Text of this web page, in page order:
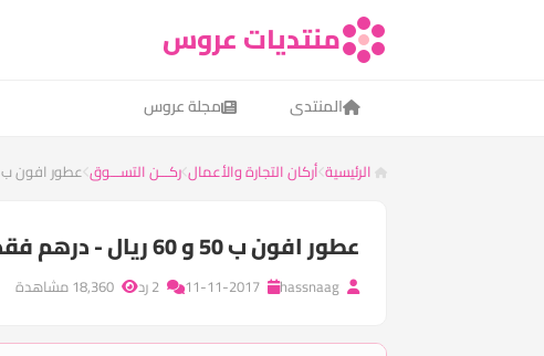
منتديات عروس
المنتدى مجلة عروس
الرئيسية أركان التجارة والأعمال ركـــن التســـوق عطور افون ب 50 و 60 ريال - درهم فقط وتخفيضات رهيبه
عطور افون ب 50 و 60 ريال - درهم فقط وتخفيضات رهيبه